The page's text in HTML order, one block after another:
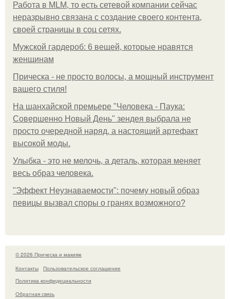
Работа в MLM, то есть сетевой компании сейчас
неразрывно связана с создание своего контента,
своей страницы в соц сетях.
Мужской гардероб: 6 вещей, которые нравятся
женщинам
Прическа - не просто волосы, а мощный инструмент
вашего стиля!
На шанхайской премьере "Человека - Паука:
Совершенно Новый День" зендея выбрала не
просто очередной наряд, а настоящий артефакт
высокой моды.
Улыбка - это не мелочь, а деталь, которая меняет
весь образ человека.
"Эффект Неузнаваемости": почему новый образ
певицы вызвал споры о гранях возможного?
© 2026 Прическа и макияж
Контакты
Пользовательское соглашение
Политика конфидециальности
Обратная связь